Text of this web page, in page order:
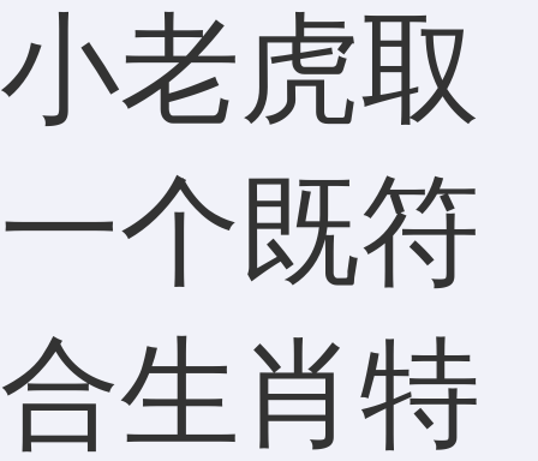
小老虎取
一个既符
合生肖特